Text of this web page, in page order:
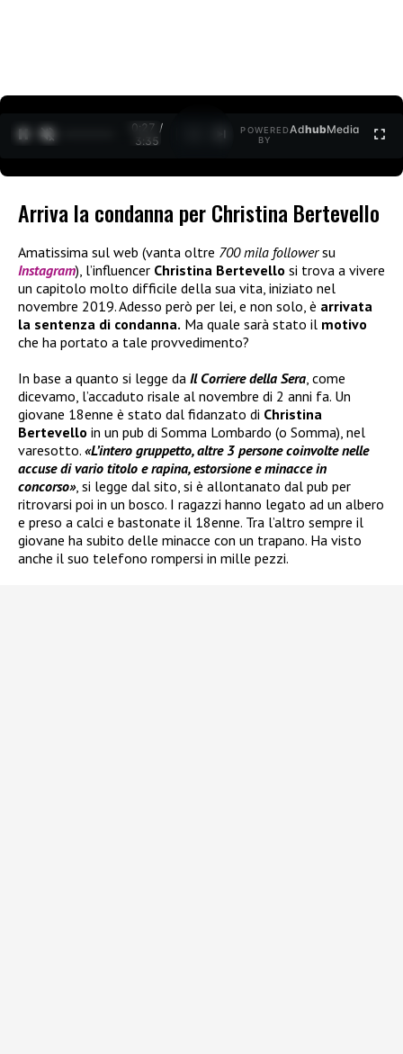
0:27 /
3:35
POWERED
BY
AdhubMedia
Arriva la condanna per Christina Bertevello
Amatissima sul web (vanta oltre 700 mila followersu
Instagram), l’influencer Christina Bertevello si trova a vivere
un capitolo molto difficile della sua vita, iniziato nel
novembre 2019. Adesso però per lei, e non solo, è arrivata
la sentenza di condanna. Ma quale sarà stato il motivo
che ha portato a tale provvedimento?
In base a quanto si legge da Il Corriere della Sera, come
dicevamo, l’accaduto risale al novembre di 2 anni fa. Un
giovane 18enne è stato dal fidanzato di Christina
Bertevello in un pub di Somma Lombardo (o Somma), nel
varesotto. «L’intero gruppetto, altre 3 persone coinvolte nelle
accuse di vario titolo e rapina, estorsione e minacce in
concorso», si legge dal sito, si è allontanato dal pub per
ritrovarsi poi in un bosco. I ragazzi hanno legato ad un albero
e preso a calci e bastonate il 18enne. Tra l’altro sempre il
giovane ha subito delle minacce con un trapano. Ha visto
anche il suo telefono rompersi in mille pezzi.